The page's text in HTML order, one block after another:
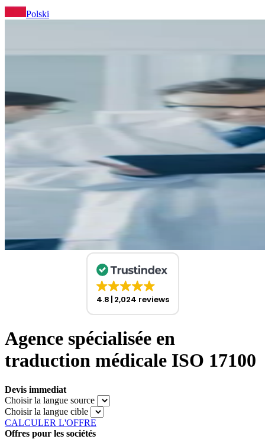
Polski
4.8 2,024 reviews
Agence spécialisée en
traduction médicale ISO 17100
Devis immediat
Choisir la langue source
Choisir la langue cible
CALCULER L'OFFRE
Offres pour les sociétés